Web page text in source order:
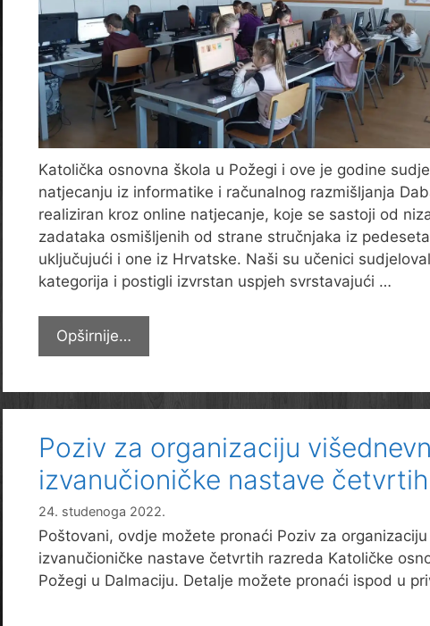
Katolička osnovna škola u Požegi i ove je godine
natjecanju iz informatike i računalnog razmišljanja
realiziran kroz online natjecanje, koje se sastoji od
zadataka osmišljenih od strane stručnjaka iz
uključujući i one iz Hrvatske. Naši su učenici
kategorija i postigli izvrstan uspjeh svrstavajući …
Opširnije…
na
Poziv za organizaciju
izvanučioničke nastave
24. studenoga 2022.
Poštovani, ovdje možete pronaći Poziv za
izvanučioničke nastave četvrtih razreda Katoličke
Požegi u Dalmaciju. Detalje možete pronaći ispod u